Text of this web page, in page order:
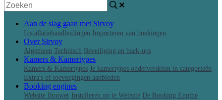
Aan de slag gaan met Sirvoy
Installatiehandleidingen Importeren van boekingen
Over Sirvoy
Algemeen Technisch Beveiliging en back-ups
Kamers & Kamertypes
Kamers & Kamertypes Je kamertypes onderverdelen in categorieën
Extra's of toevoegingen aanbieden
Booking engines
Website Bouwer Installeren op je Website De Booking Engine